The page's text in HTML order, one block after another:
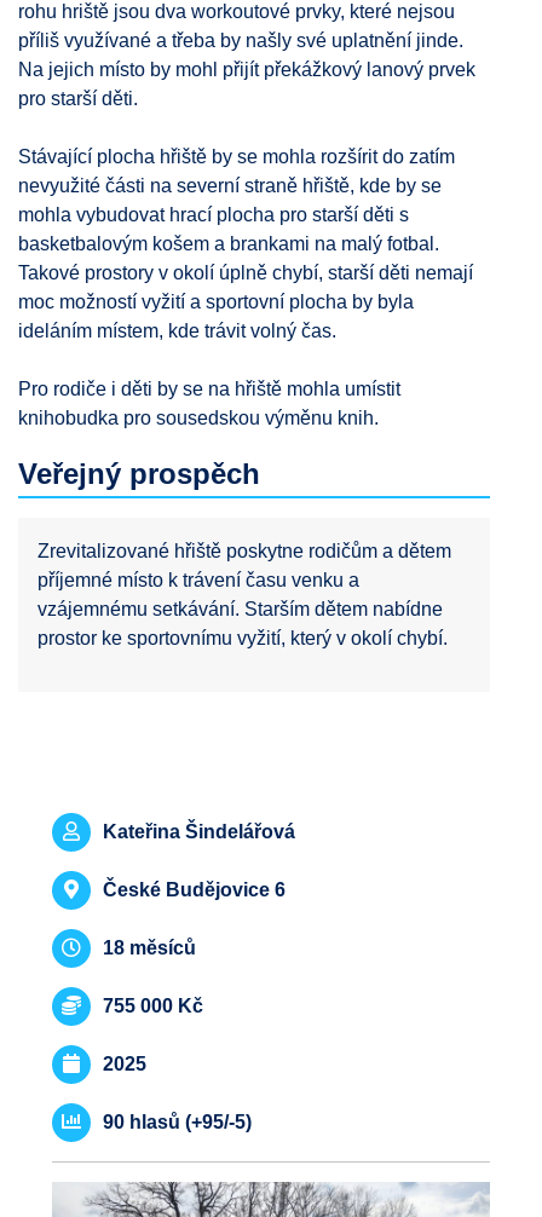
rohu hriště jsou dva workoutové prvky, které nejsou
příliš využívané a třeba by našly své uplatnění jinde.
Na jejich místo by mohl přijít překážkový lanový prvek
pro starší děti.
Stávající plocha hřiště by se mohla rozšírit do zatím
nevyužité části na severní straně hřiště, kde by se
mohla vybudovat hrací plocha pro starší děti s
basketbalovým košem a brankami na malý fotbal.
Takové prostory v okolí úplně chybí, starší děti nemají
moc možností vyžití a sportovní plocha by byla
ideláním místem, kde trávit volný čas.
Pro rodiče i děti by se na hřiště mohla umístit
knihobudka pro sousedskou výměnu knih.
Veřejný prospěch
Zrevitalizované hřiště poskytne rodičům a dětem
příjemné místo k trávení času venku a
vzájemnému setkávání. Starším dětem nabídne
prostor ke sportovnímu vyžití, který v okolí chybí.
Kateřina Šindelářová
České Budějovice 6
18 měsíců
755 000 Kč
2025
90 hlasů (+95/-5)
Souhlas s nastavením cookies
Cookies jsou malé soubory, do kterých webové
stránky mohou ukládat informace o vaší aktivitě a
prohlížeč zapamatoval Vaše přihlášení nebo aby se